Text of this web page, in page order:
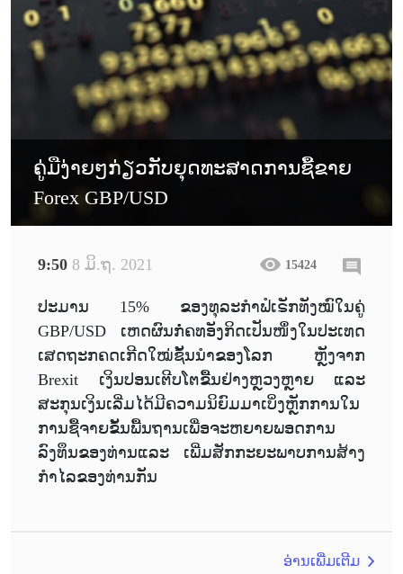
ຄູ່ມືງ່າຍໆກ່ຽວກັບຍຸດທະສາດການຊື້ຂາຍ
Forex GBP/USD
9:50 8 ມິ.ຖ. 2021 15424
ປະມານ 15% ຂອງທຸລະກຳຟໍເຣັກທັງໝົໃນຄູ່
GBP/USD ເຫດຜົນກໍ່ຄທອັງກິດເປັນໜຶ່ງໃນປະເທດ
ເສດຖະກຄດເກີດໃໝ່ຊັ້ນນຳຂອງໂລກ ຫຼັງຈາກ
Brexit ເງິນປອນເຕີບໂຕຂື້ນຢ່າງຫຼວງຫຼາຍ ແລະ
ສະກຸນເງິນເລີ່ມໄດ້ມີຄວາມນິຍົມມາເບິ່ງຫຼັກການໃນ
ການຊື້ຈາຍຂັ້ນພື້ນຖານເພື່ອຈະຫຍາຍພອດການ
ລົງທຶນຂອງທ່ານແລະ ເພີ່ມສັກກະຍະພາບການສ້າງ
ກຳໄລຂອງທ່ານກັນ
ອ່ານເພີ່ມເຕີມ